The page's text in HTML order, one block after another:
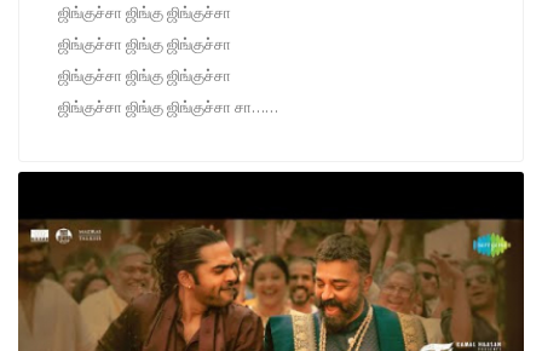
ஜிங்குச்சா ஜிங்கு ஜிங்குச்சா
ஜிங்குச்சா ஜிங்கு ஜிங்குச்சா
ஜிங்குச்சா ஜிங்கு ஜிங்குச்சா
ஜிங்குச்சா ஜிங்கு ஜிங்குச்சா சா……